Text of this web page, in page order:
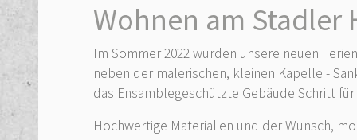
Wohnen am Stadler
Im Sommer 2022 wurden unsere neuen
neben der malerischen, kleinen Kapelle -
das Ensamblegeschützte Gebäude Schritt
Hochwertige Materialien und der Wunsch,